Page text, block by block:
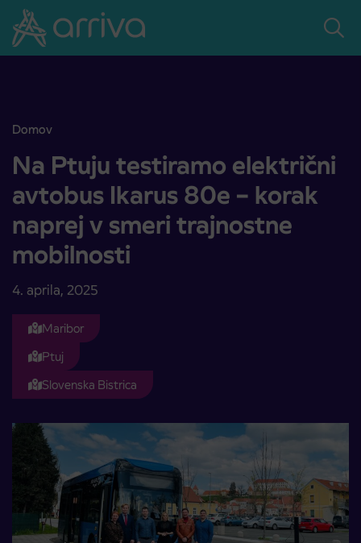
Skoči na vsebino
Domov
Na Ptuju testiramo električni avtobus Ikarus 80e – korak naprej v
Na Ptuju testiramo električni
avtobus Ikarus 80e – korak
naprej v smeri trajnostne
mobilnosti
4. aprila, 2025
Maribor
Ptuj
Slovenska Bistrica